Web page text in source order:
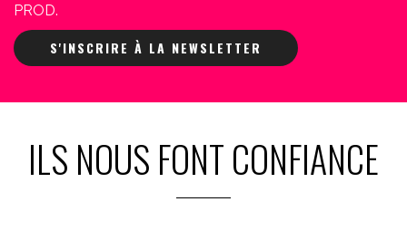
PROD.
S'INSCRIRE À LA NEWSLETTER
ILS NOUS FONT CONFIANCE